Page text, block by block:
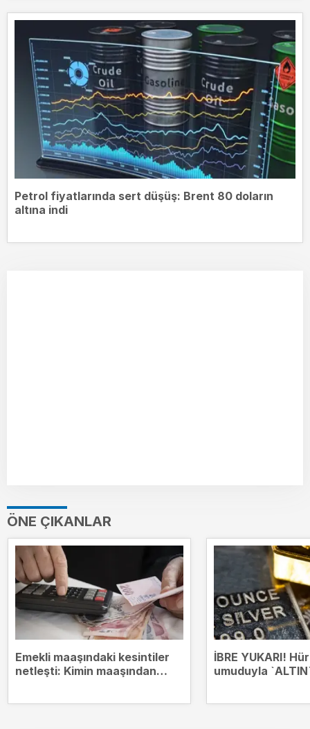
Petrol fiyatlarında sert düşüş: Brent 80 doların
altına indi
ÖNE ÇIKANLAR
Emekli maaşındaki kesintiler
netleşti: Kimin maaşından
İBRE YUKARI!
umuduyla